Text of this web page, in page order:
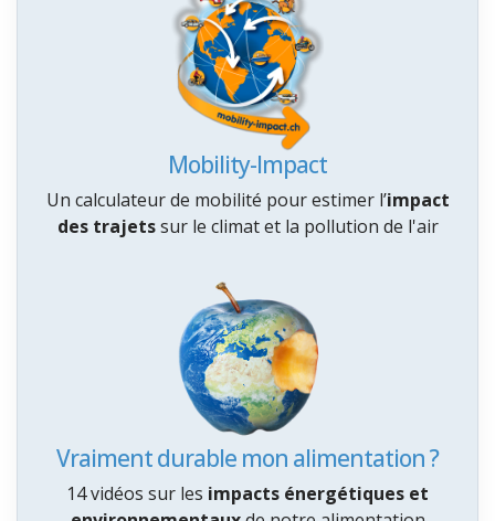
Mobility-Impact
Un calculateur de mobilité pour estimer l’impact
des trajetssur le climat et la pollution de l'air
Vraiment durable mon alimentation ?
14 vidéos sur les impacts énergétiques et